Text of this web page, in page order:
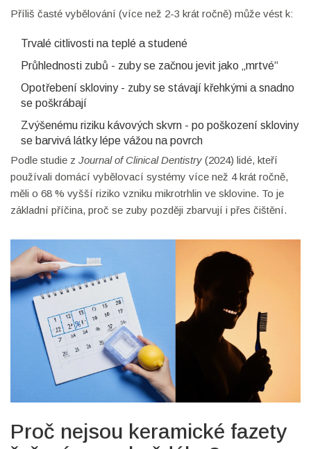
Příliš časté vybělování (více než 2-3 krát ročně) může vést k:
Trvalé citlivosti na teplé a studené
Průhlednosti zubů - zuby se začnou jevit jako „mrtvé“
Opotřebení skloviny - zuby se stávají křehkými a snadno
se poškrábají
Zvýšenému riziku kávových skvrn - po poškození skloviny
se barvivá látky lépe vážou na povrch
Podle studie z Journal of Clinical Dentistry (2024) lidé, kteří
používali domácí vybělovací systémy více než 4 krát ročně,
měli o 68 % vyšší riziko vzniku mikrotrhlin ve sklovine. To je
základní příčina, proč se zuby později zbarvují i přes čištění.
Proč nejsou keramické fazety